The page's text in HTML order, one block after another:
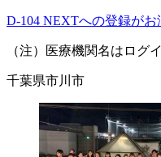
D-104 NEXTへの登録が
（注）医療機関名はログ
千葉県市川市